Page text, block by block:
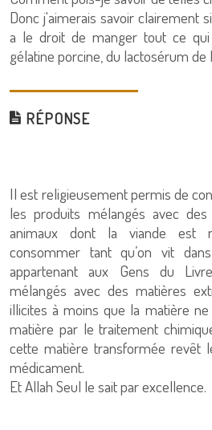
Donc j'aimerais savoir clairement
a le droit de manger tout ce
gélatine porcine, du lactosérum de
RÉPONSE
Il est religieusement permis de
les produits mélangés avec
animaux dont la viande est
consommer tant qu’on vit
appartenant aux Gens du
mélangés avec des matières
illicites à moins que la matière
matière par le traitement
cette matière transformée revêt
médicament.
Et Allah Seul le sait par excellence.